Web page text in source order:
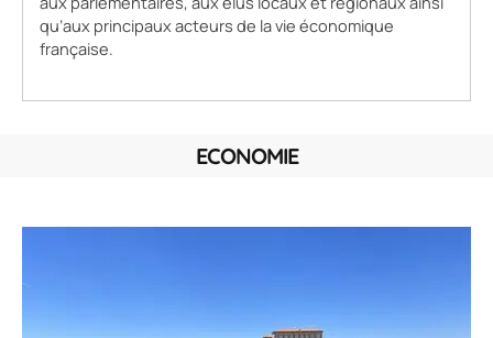
qu’aux principaux acteurs de la vie économique
française.
ECONOMIE